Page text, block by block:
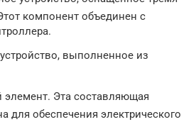
компонент объединен с
выполненное из
Эта составляющая
для обеспечения электрического